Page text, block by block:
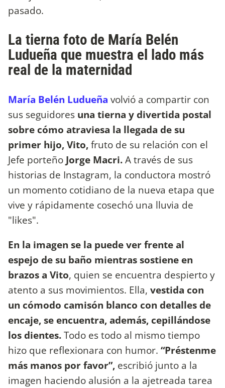
pasado.
La tierna foto de María Belén
Ludueña que muestra el lado más
real de la maternidad
María Belén Ludueña volvió a compartir con
sus seguidores una tierna y divertida postal
sobre cómo atraviesa la llegada de su
primer hijo, Vito,fruto de su relación con el
Jefe porteño Jorge Macri.A través de sus
historias de Instagram, la conductora mostró
un momento cotidiano de la nueva etapa que
vive y rápidamente cosechó una lluvia de
"likes".
En la imagen se la puede ver frente al
espejo de su baño mientras sostiene en
brazos a Vito, quien se encuentra despierto y
atento a sus movimientos. Ella, vestida con
un cómodo camisón blanco con detalles de
encaje, se encuentra, además, cepillándose
los dientes.Todo es todo al mismo tiempo
hizo que reflexionara con humor. “Préstenme
más manos por favor”, escribió junto a la
imagen haciendo alusión a la ajetreada tarea